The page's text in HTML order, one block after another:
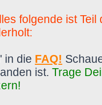
folgende ist
in die FAQ!
ist. Trage